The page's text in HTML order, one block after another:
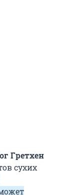
Гретхен
сухих